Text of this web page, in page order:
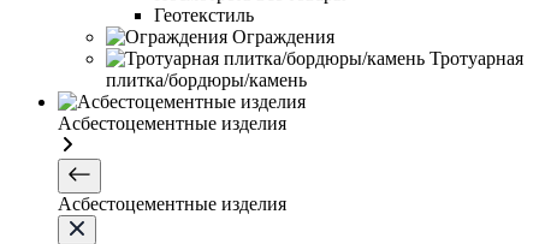
Геотекстиль
Ограждения
Тротуарная
плитка/бордюры/камень
Асбестоцементные изделия
Асбестоцементные изделия